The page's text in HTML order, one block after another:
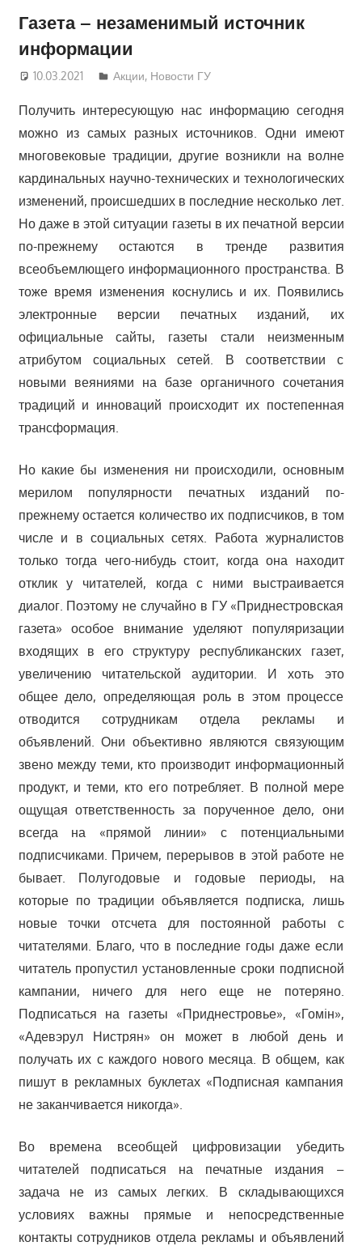
Газета – незаменимый источник
информации
10.03.2021 Дмитрий
Акции, Новости ГУ
Получить интересующую нас информацию сегодня
можно из самых разных источников. Одни имеют
многовековые традиции, другие возникли на волне
кардинальных научно-технических и технологических
изменений, происшедших в последние несколько лет.
Но даже в этой ситуации газеты в их печатной версии
по-прежнему остаются в тренде развития
всеобъемлющего информационного пространства. В
тоже время изменения коснулись и их. Появились
электронные версии печатных изданий, их
официальные сайты, газеты стали неизменным
атрибутом социальных сетей. В соответствии с
новыми веяниями на базе органичного сочетания
традиций и инноваций происходит их постепенная
трансформация.
Но какие бы изменения ни происходили, основным
мерилом популярности печатных изданий по-
прежнему остается количество их подписчиков, в том
числе и в социальных сетях. Работа журналистов
только тогда чего-нибудь стоит, когда она находит
отклик у читателей, когда с ними выстраивается
диалог. Поэтому не случайно в ГУ «Приднестровская
газета» особое внимание уделяют популяризации
входящих в его структуру республиканских газет,
увеличению читательской аудитории. И хоть это
общее дело, определяющая роль в этом процессе
отводится сотрудникам отдела рекламы и
объявлений. Они объективно являются связующим
звено между теми, кто производит информационный
продукт, и теми, кто его потребляет. В полной мере
ощущая ответственность за порученное дело, они
всегда на «прямой линии» с потенциальными
подписчиками. Причем, перерывов в этой работе не
бывает. Полугодовые и годовые периоды, на
которые по традиции объявляется подписка, лишь
новые точки отсчета для постоянной работы с
читателями. Благо, что в последние годы даже если
читатель пропустил установленные сроки подписной
кампании, ничего для него еще не потеряно.
Подписаться на газеты «Приднестровье», «Гомiн»,
«Адевэрул Нистрян» он может в любой день и
получать их с каждого нового месяца. В общем, как
пишут в рекламных буклетах «Подписная кампания
не заканчивается никогда».
Во времена всеобщей цифровизации убедить
читателей подписаться на печатные издания –
задача не из самых легких. В складывающихся
условиях важны прямые и непосредственные
контакты сотрудников отдела рекламы и объявлений